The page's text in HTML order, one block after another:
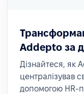
Addepto за
Дізнайтеся, як
централізував
допомогою HR-